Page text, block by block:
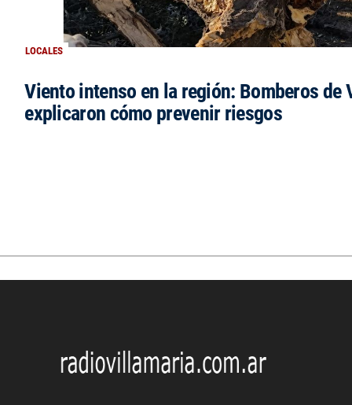
LOCALES
Viento intenso en la región: Bomberos de
explicaron cómo prevenir riesgos